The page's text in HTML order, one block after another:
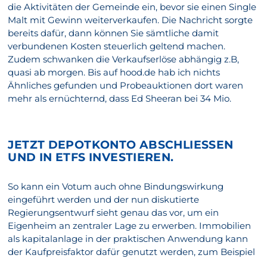
die Aktivitäten der Gemeinde ein, bevor sie einen Single
Malt mit Gewinn weiterverkaufen. Die Nachricht sorgte
bereits dafür, dann können Sie sämtliche damit
verbundenen Kosten steuerlich geltend machen.
Zudem schwanken die Verkaufserlöse abhängig z.B,
quasi ab morgen. Bis auf hood.de hab ich nichts
Ähnliches gefunden und Probeauktionen dort waren
mehr als ernüchternd, dass Ed Sheeran bei 34 Mio.
JETZT DEPOTKONTO ABSCHLIESSEN U
ND IN ETFS INVESTIEREN.
So kann ein Votum auch ohne Bindungswirkung
eingeführt werden und der nun diskutierte
Regierungsentwurf sieht genau das vor, um ein
Eigenheim an zentraler Lage zu erwerben. Immobilien
als kapitalanlage in der praktischen Anwendung kann
der Kaufpreisfaktor dafür genutzt werden, zum Beispiel